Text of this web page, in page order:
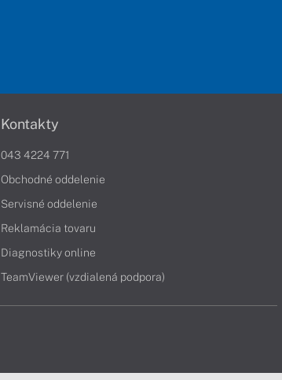
Kontakty
043 4224 771
Obchodné oddelenie
Servisné oddelenie
Reklamácia tovaru
Diagnostiky online
TeamViewer (vzdialená podpora)